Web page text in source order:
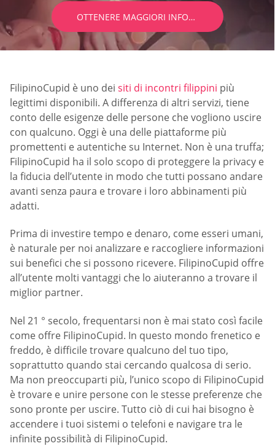
OTTENERE MAGGIORI INFORMAZIONI
FilipinoCupid è uno dei siti di incontri filippini più
legittimi disponibili. A differenza di altri servizi, tiene
conto delle esigenze delle persone che vogliono uscire
con qualcuno. Oggi è una delle piattaforme più
promettenti e autentiche su Internet. Non è una truffa;
FilipinoCupid ha il solo scopo di proteggere la privacy e
la fiducia dell’utente in modo che tutti possano andare
avanti senza paura e trovare i loro abbinamenti più
adatti.
Prima di investire tempo e denaro, come esseri umani,
è naturale per noi analizzare e raccogliere informazioni
sui benefici che si possono ricevere. FilipinoCupid offre
all’utente molti vantaggi che lo aiuteranno a trovare il
miglior partner.
Nel 21 ° secolo, frequentarsi non è mai stato così facile
come offre FilipinoCupid. In questo mondo frenetico e
freddo, è difficile trovare qualcuno del tuo tipo,
soprattutto quando stai cercando qualcosa di serio.
Ma non preoccuparti più, l’unico scopo di FilipinoCupid
è trovare e unire persone con le stesse preferenze che
sono pronte per uscire. Tutto ciò di cui hai bisogno è
accendere i tuoi sistemi o telefoni e navigare tra le
infinite possibilità di FilipinoCupid.